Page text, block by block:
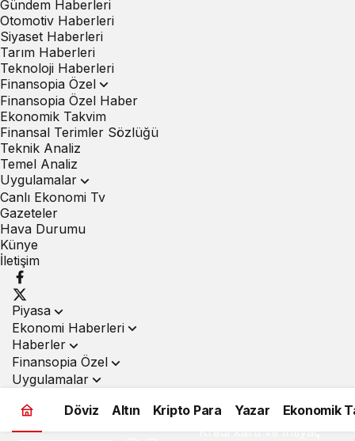
Gündem Haberleri
Otomotiv Haberleri
Siyaset Haberleri
Tarım Haberleri
Teknoloji Haberleri
Finansopia Özel
Finansopia Özel Haber
Ekonomik Takvim
Finansal Terimler Sözlüğü
Teknik Analiz
Temel Analiz
Uygulamalar
Canlı Ekonomi Tv
Gazeteler
Hava Durumu
Künye
İletişim
Piyasa
Ekonomi Haberleri
Haberler
Finansopia Özel
Uygulamalar
Döviz
Altın Kripto Para Yazar Ekonomik
Kredi kartı ve ihtiyaç